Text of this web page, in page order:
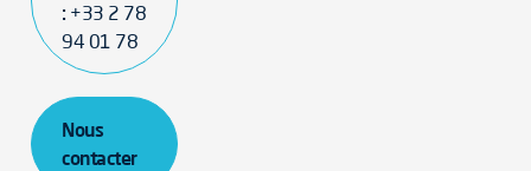
: +33 2 78
94 01 78
Nous
contacter